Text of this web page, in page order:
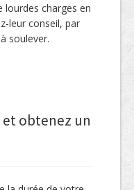
charges en
leur conseil, par
soulever.
obtenez un